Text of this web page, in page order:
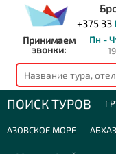
+375 33
Принимаем
звонки:
Пн -
ПОИСК ТУРОВ
АЗОВСКОЕ МОРЕ